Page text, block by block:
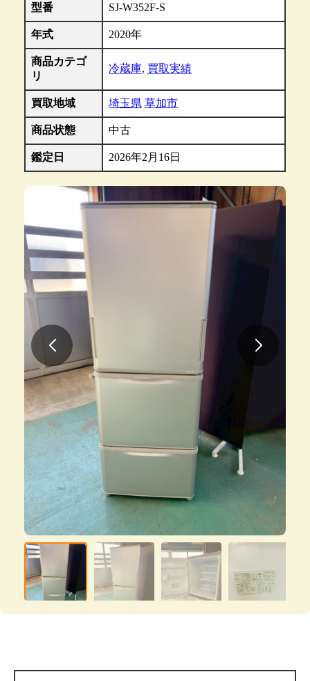
型番 SJ-W352F-S
年式 2020年
商品カテゴ
リ
冷蔵庫, 買取実績
買取地域 埼玉県 草加市
商品状態 中古
鑑定日 2026年2月16日